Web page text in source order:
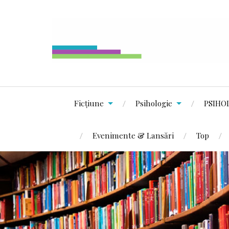
Ficțiune Psihologie
Evenimente & Lansări Top